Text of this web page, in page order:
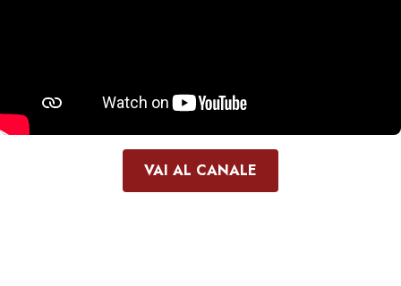
VAI AL CANALE